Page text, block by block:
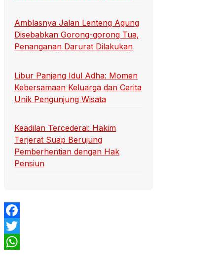
Amblasnya Jalan Lenteng Agung
Disebabkan Gorong-gorong Tua,
Penanganan Darurat Dilakukan
Libur Panjang Idul Adha: Momen
Kebersamaan Keluarga dan Cerita
Unik Pengunjung Wisata
Keadilan Tercederai: Hakim
Terjerat Suap Berujung
Pemberhentian dengan Hak
Pensiun
Facebook
Twitter